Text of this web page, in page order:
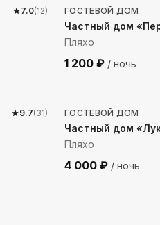
7.0(12) ГОСТЕВОЙ ДОМ
Частный дом
Пляхо
1 200 ₽ / ночь
9.7(31) ГОСТЕВОЙ ДОМ
Частный дом
Пляхо
4 000 ₽ / ночь